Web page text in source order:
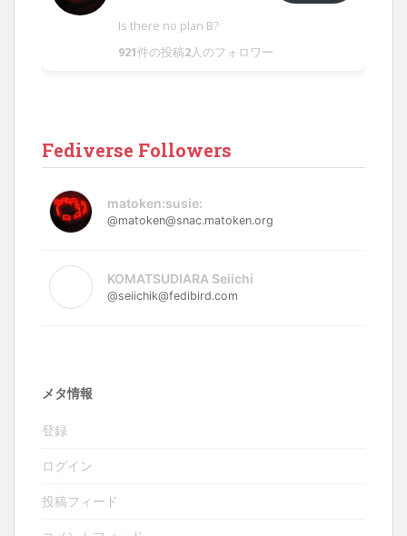
Is there no plan B?
921件の投稿2人のフォロワー
Fediverse Followers
matoken:susie:
@matoken@snac.matoken.org
KOMATSUDIARA Seiichi
@seiichik@fedibird.com
メタ情報
登録
ログイン
投稿フィード